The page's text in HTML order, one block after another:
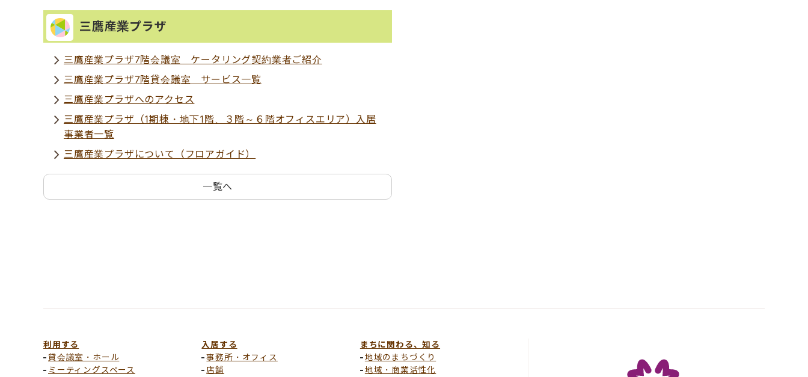
三鷹産業プラザ
三鷹産業プラザ7階会議室 ケータリング契約業者ご紹介
三鷹産業プラザ7階貸会議室 サービス一覧
三鷹産業プラザへのアクセス
三鷹産業プラザ（1期棟・地下1階、３階～６階オフィスエリア）入居
事業者一覧
三鷹産業プラザについて（フロアガイド）
一覧へ
利用する
貸会議室・ホール
ミーティングスペース
入居する
事務所・オフィス
店舗
まちに関わる、知る
地域のまちづくり
地域・商業活性化